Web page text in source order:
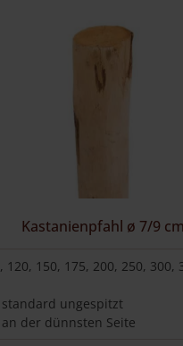
Kastanienpfahl ø 7/9 cm
120, 150, 175, 200, 250, 300,
standard ungespitzt
an der dünnsten Seite